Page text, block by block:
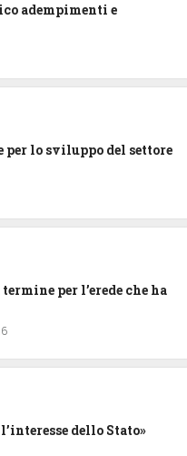
adempimenti e
per lo sviluppo del settore
per l’erede che ha
dello Stato»